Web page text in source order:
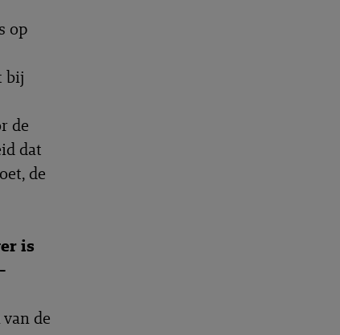
op
bij
de
dat
de
is
de